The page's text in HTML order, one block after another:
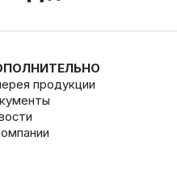
продукции